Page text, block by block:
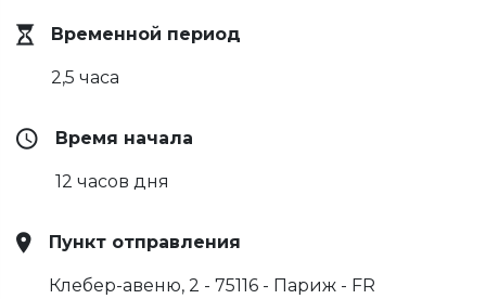
Временной период
2,5 часа
Время начала
12 часов дня
Пункт отправления
Клебер-авеню, 2 - 75116 - Париж - FR